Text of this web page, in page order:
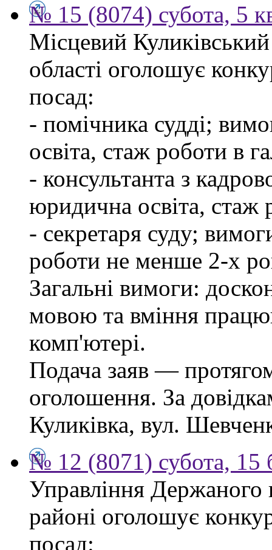
№ 15 (8074) субота, 5
Місцевий
області оголошує
посад:
- помічника судді;
освіта, стаж роботи в
- консультанта з
юридична освіта, стаж
- секретаря суду;
роботи не менше 2-х
Загальні вимоги:
мовою та вміння
комп'ютері.
Подача заяв —
оголошення. За
Куликівка, вул.
№ 12 (8071) субота, 15
Управління Держаного
районі оголошує
посад: